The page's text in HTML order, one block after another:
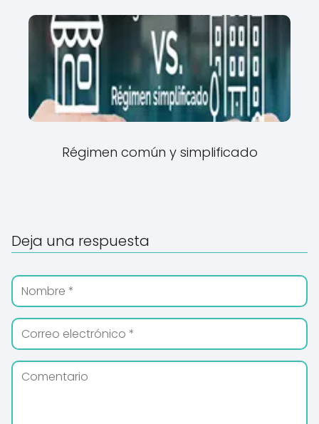
Régimen común y simplificado
Deja una respuesta